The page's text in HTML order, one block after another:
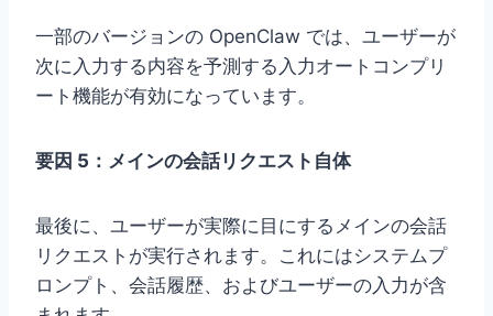
一部のバージョンの OpenClaw では、ユーザーが
次に入力する内容を予測する入力オートコンプリ
ート機能が有効になっています。
要因 5：メインの会話リクエスト自体
最後に、ユーザーが実際に目にするメインの会話
リクエストが実行されます。これにはシステムプ
ロンプト、会話履歴、およびユーザーの入力が含